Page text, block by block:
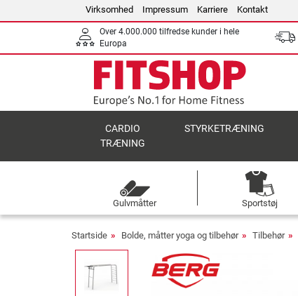
Virksomhed Impressum Karriere Kontakt
Over 4.000.000 tilfredse kunder i hele
Europa
CARDIO
TRÆNING
STYRKETRÆNING
Gulvmåtter Sportstøj
Startside Bolde, måtter yoga og tilbehør Tilbehør